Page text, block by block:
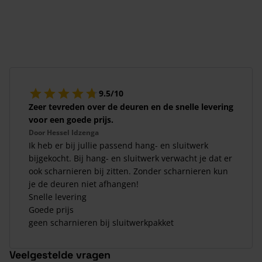
9.5/10
Zeer tevreden over de deuren en de snelle levering
voor een goede prijs.
Door Hessel Idzenga
Ik heb er bij jullie passend hang- en sluitwerk
bijgekocht. Bij hang- en sluitwerk verwacht je dat er
ook scharnieren bij zitten. Zonder scharnieren kun
je de deuren niet afhangen!
Snelle levering
Goede prijs
geen scharnieren bij sluitwerkpakket
Veelgestelde vragen